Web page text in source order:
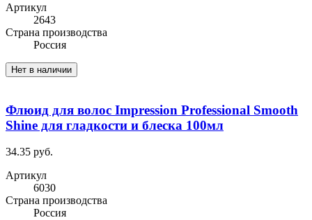
Артикул
2643
Cтрана производства
Россия
Нет в наличии
Флюид для волос Impression Professional Smooth
Shine для гладкости и блеска 100мл
34.35 руб.
Артикул
6030
Cтрана производства
Россия